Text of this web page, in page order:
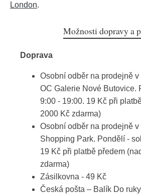
London.
Možnosti dopravy a
Doprava
Osobní odběr na prodejně v
OC Galerie Nové Butovice.
9:00 - 19:00. 19 Kč při
2000 Kč zdarma)
Osobní odběr na prodejně v
Shopping Park. Pondělí -
19 Kč při platbě předem
zdarma)
Zásilkovna - 49 Kč
Česká pošta – Balík Do